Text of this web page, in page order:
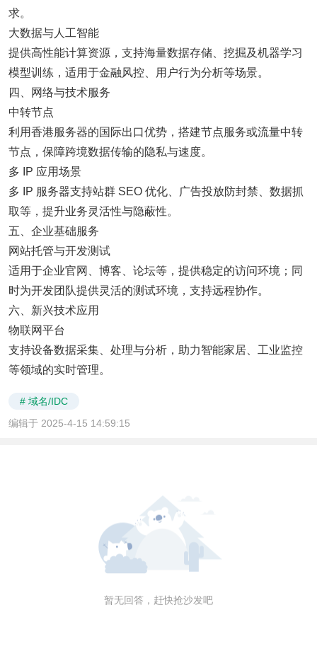
求。
大数据与人工智能
提供高性能计算资源，支持海量数据存储、挖掘及机器学习
模型训练，适用于金融风控、用户行为分析等场景。
四、网络与技术服务
中转节点
利用香港服务器的国际出口优势，搭建节点服务或流量中转
节点，保障跨境数据传输的隐私与速度。
多 IP 应用场景
多 IP 服务器支持站群 SEO 优化、广告投放防封禁、数据抓
取等，提升业务灵活性与隐蔽性。
五、企业基础服务
网站托管与开发测试
适用于企业官网、博客、论坛等，提供稳定的访问环境；同
时为开发团队提供灵活的测试环境，支持远程协作。
六、新兴技术应用
物联网平台
支持设备数据采集、处理与分析，助力智能家居、工业监控
等领域的实时管理。
# 域名/IDC
编辑于 2025-4-15 14:59:15
暂无回答，赶快抢沙发吧